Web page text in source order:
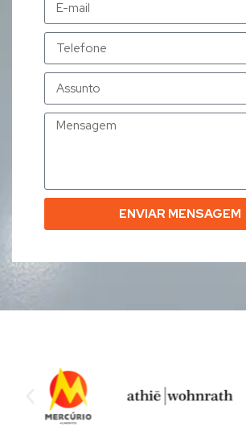
ENVIAR MENSAGEM